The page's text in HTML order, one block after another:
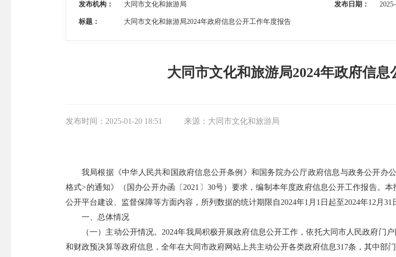
发布机构： 大同市文化和旅游局 发布日期：
标题： 大同市文化和旅游局2024年政府信息公开工作年度报告
大同市文化和旅游局2024年政府信
发布时间： 2025-01-20 18:51 来源： 大同市文化和旅游局
我局根据《中华人民共和国政府信息公开条例》和国务院办公厅政府信息与政务公开办
格式>的通知》（国办公开办函〔2021〕30号）要求，编制本年度政府信息公开工作报告。
公开平台建设、监督保障等方面内容，所列数据的统计期限自2024年1月1日起至2024年12月31
一、总体情况
（一）主动公开情况。2024年我局积极开展政府信息公开工作，依托大同市人民政府门
和财政预决算等政府信息，全年在大同市政府网站上共主动公开各类政府信息317条，其中部